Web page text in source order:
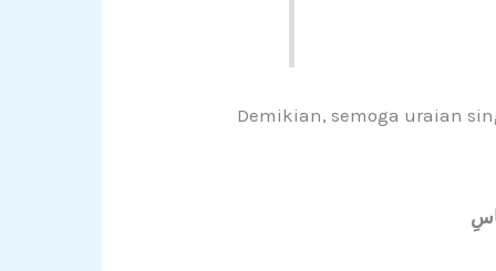
Demikian, semoga uraian